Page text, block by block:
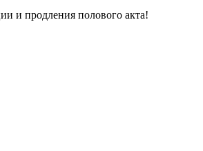
и продления полового акта!